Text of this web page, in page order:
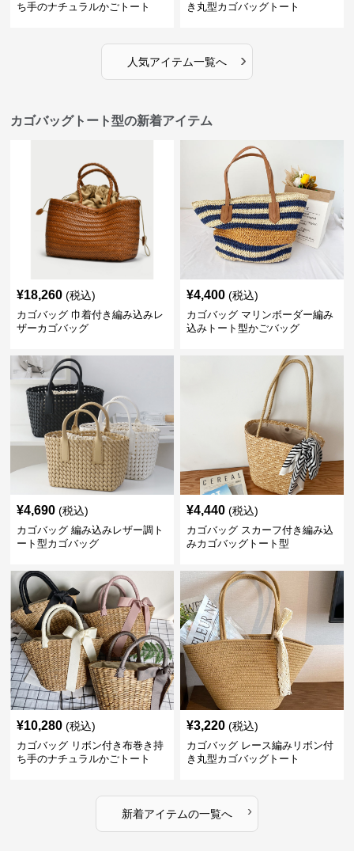
ち手のナチュラルかごトート
き丸型カゴバッグトート
人気アイテム一覧へ ›
カゴバッグトート型の新着アイテム
¥18,260 (税込)
カゴバッグ 巾着付き編み込みレ
ザーカゴバッグ
¥4,400 (税込)
カゴバッグ マリンボーダー編み
込みトート型かごバッグ
¥4,690 (税込)
カゴバッグ 編み込みレザー調ト
ート型カゴバッグ
¥4,440 (税込)
カゴバッグ スカーフ付き編み込
みカゴバッグトート型
¥10,280 (税込)
カゴバッグ リボン付き布巻き持
ち手のナチュラルかごトート
¥3,220 (税込)
カゴバッグ レース編みリボン付
き丸型カゴバッグトート
新着アイテムの一覧へ ›